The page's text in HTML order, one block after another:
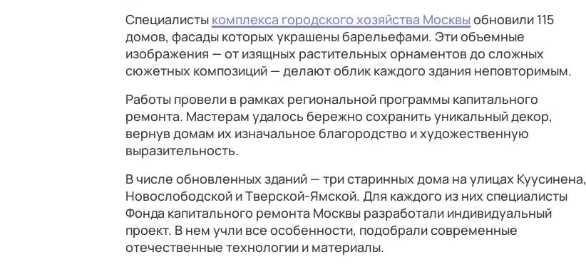
Специалисты комплекса городского хозяйства Москвыобновили 115
домов, фасады которых украшены барельефами. Эти объемные
изображения — от изящных растительных орнаментов до сложных
сюжетных композиций — делают облик каждого здания неповторимым.
Работы провели в рамках региональной программы капитального
ремонта. Мастерам удалось бережно сохранить уникальный декор,
вернув домам их изначальное благородство и художественную
выразительность.
В числе обновленных зданий — три старинных дома на улицах Куусинена,
Новослободской и Тверской-Ямской. Для каждого из них специалисты
Фонда капитального ремонта Москвы разработали индивидуальный
проект. В нем учли все особенности, подобрали современные
отечественные технологии и материалы.